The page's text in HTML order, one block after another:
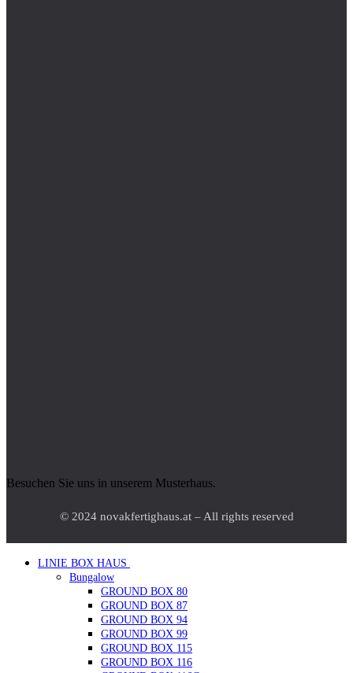
Besuchen Sie uns in unserem Musterhaus.
© 2024 novakfertighaus.at – All rights reserved
LINIE BOX HAUS
Bungalow
GROUND BOX 80
GROUND BOX 87
GROUND BOX 94
GROUND BOX 99
GROUND BOX 115
GROUND BOX 116